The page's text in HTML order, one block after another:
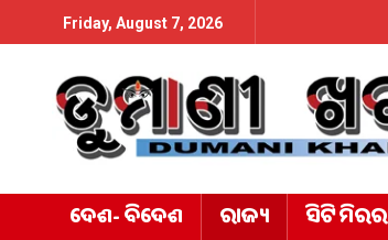
Friday, August 7, 2026
ଦେଶ- ବିଦେଶ ରାଜ୍ୟ ସିଟି ମିରର